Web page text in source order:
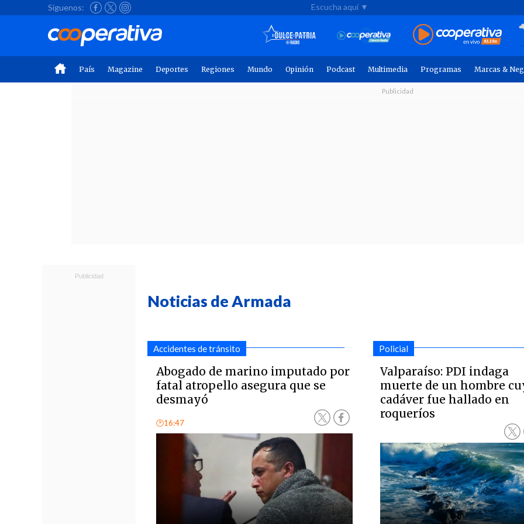
Síguenos: Escucha aquí ▼
País Magazine Deportes Regiones Mundo Opinión Podcast Multimedia Programas Marcas &
Noticias de Armada
Accidentes de tránsito
Abogado de marino imputado por
fatal atropello asegura que se
desmayó
🕑16:47
Policial
Valparaíso: PDI indaga
muerte de un hombre
cadáver fue hallado en
roqueríos